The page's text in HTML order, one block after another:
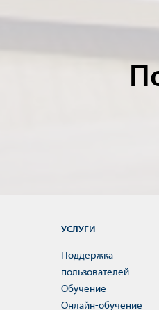
УСЛУГИ
Поддержка
пользователей
Обучение
Онлайн-обучение